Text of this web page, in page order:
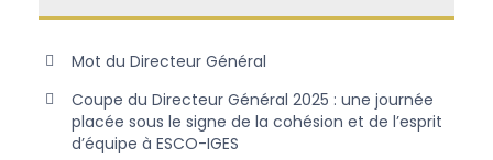
Mot du Directeur Général
Coupe du Directeur Général 2025 : une journée
placée sous le signe de la cohésion et de l’esprit
d’équipe à ESCO-IGES